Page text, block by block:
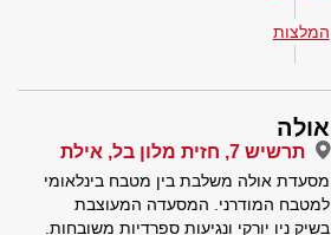
המלצות
אולה
תרשיש 7, חזית מלון בל, אילת
מסעדת אולה משלבת בין מטבח בינלאומי
למטבח המודרני. המסעדה המעוצבת
בשיק ניו יורקי ונגיעות ספרדיות משובחות.